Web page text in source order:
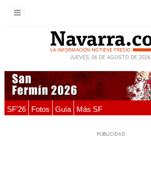
JUEVES, 06 DE AGOSTO DE 2026
SF'26 Fotos Guía Más SF